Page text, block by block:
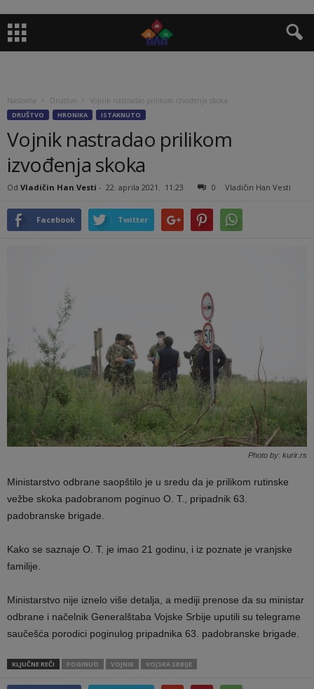
Naslovna Društvo Vojnik nastradao prilikom izvođenja skoka
DRUŠTVO HRONIKA ISTAKNUTO
Vojnik nastradao prilikom
izvođenja skoka
Od Vladičin Han Vesti - 22. aprila 2021. 11:23 0 Vladičin Han Vesti
Facebook Twitter
Photo by: kurir.rs
Ministarstvo odbrane saopštilo je u sredu da je prilikom rutinske
vežbe skoka padobranom poginuo O. T., pripadnik 63.
padobranske brigade.
Kako se saznaje O. T. je imao 21 godinu, i iz poznate je vranjske
familije.
Ministarstvo nije iznelo više detalja, a mediji prenose da su ministar
odbrane i načelnik Generalštaba Vojske Srbije uputili su telegrame
saučešća porodici poginulog pripadnika 63. padobranske brigade.
KLJUČNE REČI POGINUO VOJNIK VOJSKA SRBIJE